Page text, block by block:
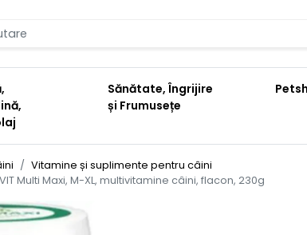
Sănătate, Îngrijire
și Frumusețe
Vitamine și suplimente pentru câini
Multi Maxi, M-XL, multivitamine câini, flacon, 230g